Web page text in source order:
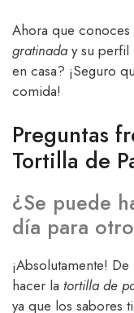
Ahora que conoces
gratinada y su perfil
en casa? ¡Seguro
comida!
Preguntas
Tortilla de
¿Se puede
día para
¡Absolutamente!
hacer la tortilla de
ya que los sabores